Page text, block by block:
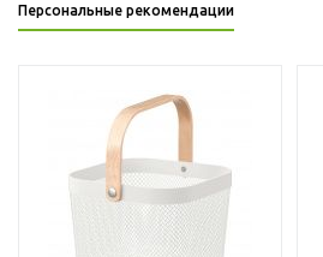
Персональные рекомендации